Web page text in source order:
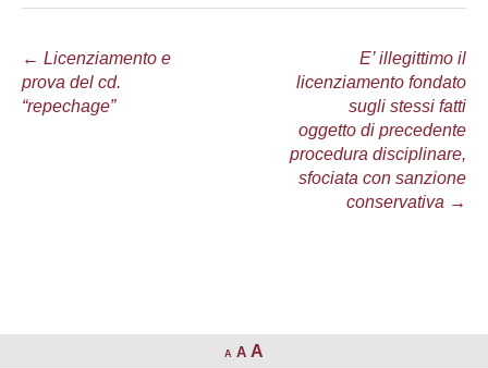
Navigazione
articolo
← Licenziamento e
prova del cd.
“repechage”
E’ illegittimo il
licenziamento fondato
sugli stessi fatti
oggetto di precedente
procedura disciplinare,
sfociata con sanzione
conservativa →
A A A